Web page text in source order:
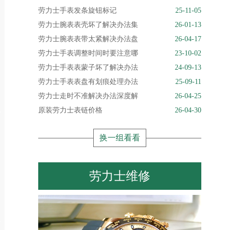
劳力士手表发条旋钮标记
25-11-05
劳力士腕表表壳坏了解决办法集
26-01-13
劳力士腕表表带太紧解决办法盘
26-04-17
劳力士手表调整时间时要注意哪
23-10-02
劳力士手表表蒙子坏了解决办法
24-09-13
劳力士手表表盘有划痕处理办法
25-09-11
劳力士走时不准解决办法深度解
26-04-25
原装劳力士表链价格
26-04-30
换一组看看
劳力士维修